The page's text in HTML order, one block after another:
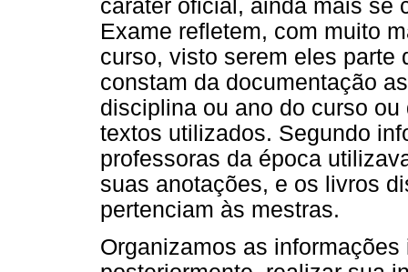
caráter oficial, ainda mais se
Exame refletem, com muito
curso, visto serem eles parte
constam da documentação
disciplina ou ano do curso
textos utilizados. Segundo
professoras da época
suas anotações, e os livros
pertenciam às mestras.
Organizamos as